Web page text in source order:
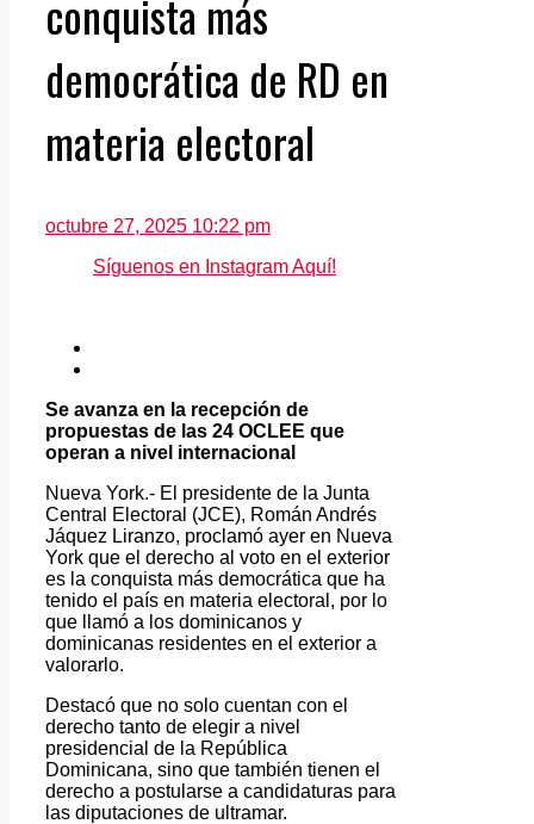
conquista más
democrática de RD en
materia electoral
octubre 27, 2025 10:22 pm
Síguenos en Instagram Aquí!
Se avanza en la recepción de
propuestas de las 24 OCLEE que
operan a nivel internacional
Nueva York.- El presidente de la Junta
Central Electoral (JCE), Román Andrés
Jáquez Liranzo, proclamó ayer en Nueva
York que el derecho al voto en el exterior
es la conquista más democrática que ha
tenido el país en materia electoral, por lo
que llamó a los dominicanos y
dominicanas residentes en el exterior a
valorarlo.
Destacó que no solo cuentan con el
derecho tanto de elegir a nivel
presidencial de la República
Dominicana, sino que también tienen el
derecho a postularse a candidaturas para
las diputaciones de ultramar.